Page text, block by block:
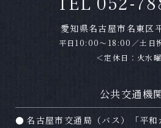
いますので、スタッフにご
撮影データはもらえますか
はい。オレンジスタジオの
ータ付きのプランとなって
撮影日２週間後に専用サイ
愛知県名古屋市名東区
平日10:00～18:00／土日
＜定休日：火水
公共交通機
名古屋市交通局（バス）「平